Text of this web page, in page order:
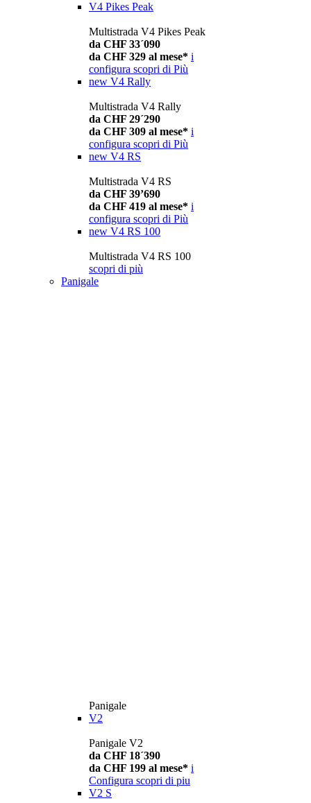
V4 Pikes Peak
Multistrada V4 Pikes Peak
da CHF 33´090
da CHF 329 al mese* i
configura scopri di Più
new V4 Rally
Multistrada V4 Rally
da CHF 29´290
da CHF 309 al mese* i
configura scopri di Più
new V4 RS
Multistrada V4 RS
da CHF 39’690
da CHF 419 al mese* i
configura scopri di Più
new V4 RS 100
Multistrada V4 RS 100
scopri di più
Panigale
Panigale
V2
Panigale V2
da CHF 18´390
da CHF 199 al mese* i
Configura scopri di piu
V2 S